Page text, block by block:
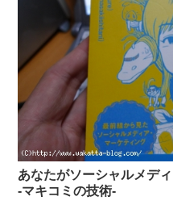
あなたがソーシャルメデ
-マキコミの技術-